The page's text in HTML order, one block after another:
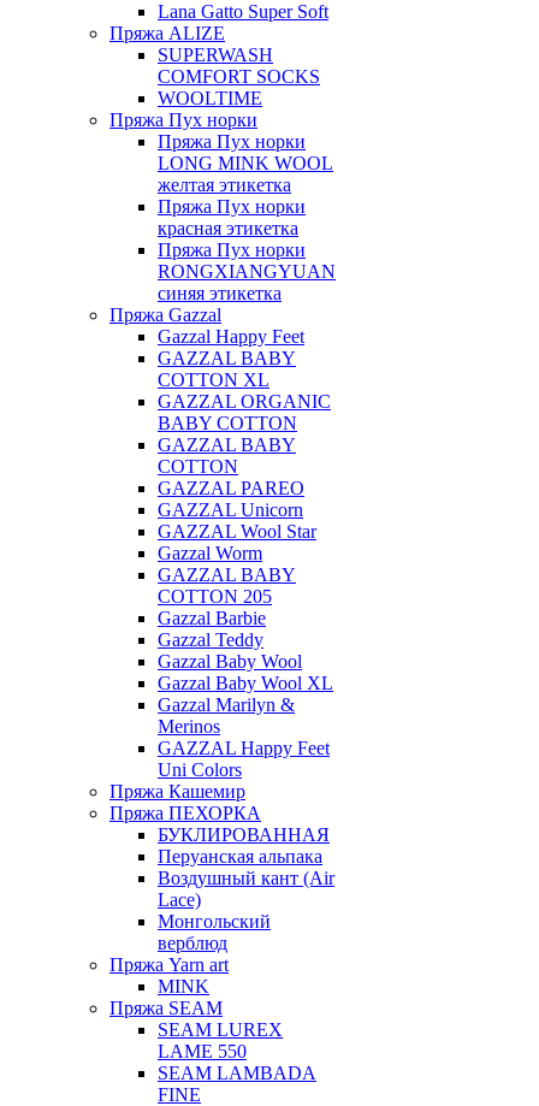
Lana Gatto Super Soft
Пряжа ALIZE
SUPERWASH
COMFORT SOCKS
WOOLTIME
Пряжа Пух норки
Пряжа Пух норки
LONG MINK WOOL
желтая этикетка
Пряжа Пух норки
красная этикетка
Пряжа Пух норки
RONGXIANGYUAN
синяя этикетка
Пряжа Gazzal
Gazzal Happy Feet
GAZZAL BABY
COTTON XL
GAZZAL ORGANIC
BABY COTTON
GAZZAL BABY
COTTON
GAZZAL PAREO
GAZZAL Unicorn
GAZZAL Wool Star
Gazzal Worm
GAZZAL BABY
COTTON 205
Gazzal Barbie
Gazzal Teddy
Gazzal Baby Wool
Gazzal Baby Wool XL
Gazzal Marilyn &
Merinos
GAZZAL Happy Feet
Uni Colors
Пряжа Кашемир
Пряжа ПЕХОРКА
БУКЛИРОВАННАЯ
Перуанская альпака
Воздушный кант (Air
Lace)
Монгольский
верблюд
Пряжа Yarn art
MINK
Пряжа SEAM
SEAM LUREX
LAME 550
SEAM LAMBADA
FINE